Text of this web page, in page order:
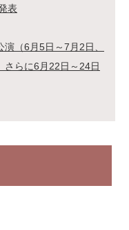
表
（6月5日～7月2日、
らに6月22日～24日